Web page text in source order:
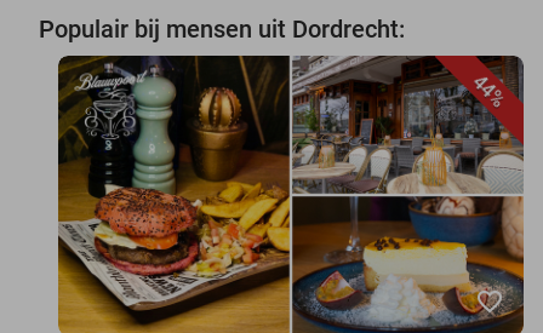
Populair bij mensen uit Dordrecht:
44%
favorite_border